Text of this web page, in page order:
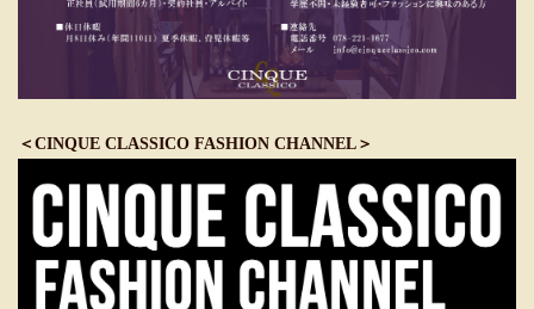
＜CINQUE CLASSICO FASHION CHANNEL＞